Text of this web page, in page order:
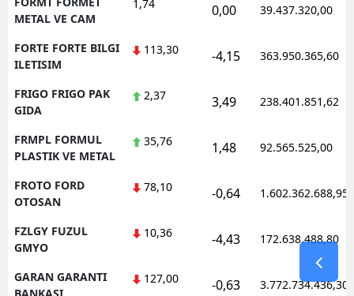
METAL VE CAM
1,74 0,00 39.437.320,00
FORTE FORTE BILGI
ILETISIM
113,30 -4,15 363.950.365,60
FRIGO FRIGO PAK
GIDA
2,37 3,49 238.401.851,62
FRMPL FORMUL
PLASTIK VE METAL
35,76 1,48 92.565.525,00
FROTO FORD
OTOSAN
78,10 -0,64 1.602.362.688,95
FZLGY FUZUL
GMYO
10,36 -4,43 172.638.488,80
GARAN GARANTI
127,00 -0,63 3.772.734.436,30